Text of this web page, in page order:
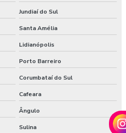
Jundiaí do Sul
Santa Amélia
Lidianópolis
Porto Barreiro
Corumbataí do Sul
Cafeara
Ângulo
Sulina